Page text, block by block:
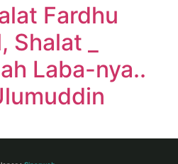
Fardhu
_
Laba-nya..